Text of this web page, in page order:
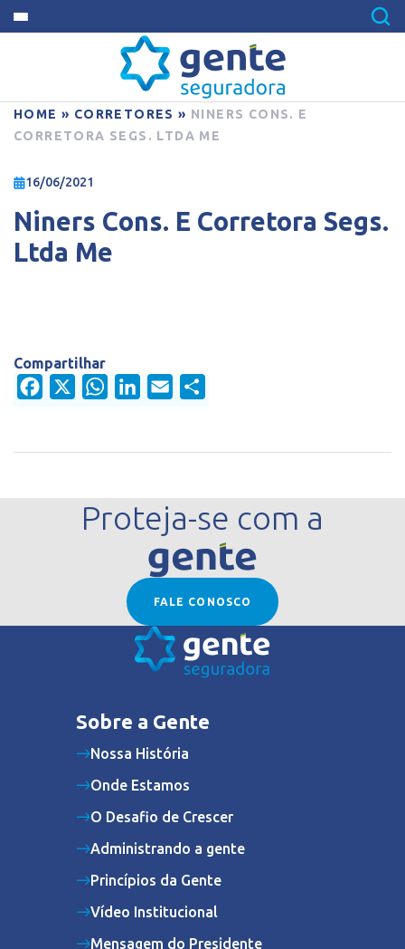
HOME » CORRETORES » NINERS CONS. E
CORRETORA SEGS. LTDA ME
16/06/2021
Niners Cons. E Corretora Segs.
Ltda Me
Compartilhar
Facebook
WhatsAppLinkedIn
Email
Proteja-se com a
FALE CONOSCO
Sobre a Gente
Nossa História
Onde Estamos
O Desafio de Crescer
Administrando a gente
Princípios da Gente
Vídeo Institucional
Mensagem do Presidente